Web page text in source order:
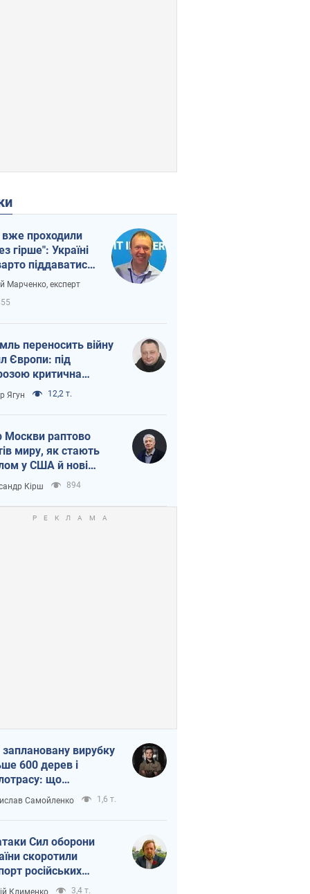
проходили
гірше": Україні
піддаватися
через
Марченко, експерт
переносить війну
Європи: під
критична
Ягун 12,2 т.
Москви раптово
миру, як стають
у США й нові
топ-рейтинги
Кірш 894
вирубку
600 дерев і
що
на Теремках
Самойленко 1,6 т.
Сил оборони
скоротили
російських
Клименко 3,4 т.